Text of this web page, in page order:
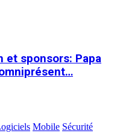
et sponsors: Papa
Mobile Sécurité